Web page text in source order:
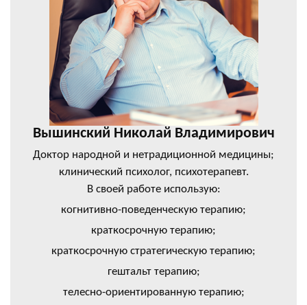
Вышинский Николай Владимирович
Доктор народной и нетрадиционной медицины;
клинический психолог, психотерапевт.
В своей работе использую:
когнитивно-поведенческую терапию;
краткосрочную терапию;
краткосрочную стратегическую терапию;
гештальт терапию;
телесно-ориентированную терапию;